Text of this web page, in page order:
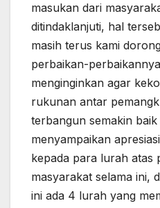
masukan dari
ditindaklanjuti, hal
masih terus kami
perbaikan-
menginginkan agar
rukunan antar
terbangun semakin
menyampaikan
kepada para lurah atas
masyarakat selama ini,
ini ada 4 lurah yang